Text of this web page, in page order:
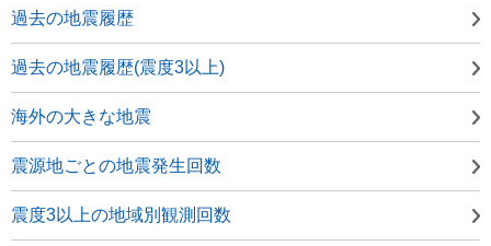
過去の地震履歴
過去の地震履歴(震度3以上)
海外の大きな地震
震源地ごとの地震発生回数
震度3以上の地域別観測回数